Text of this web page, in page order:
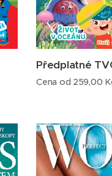
Předplatné
Cena od 259,00